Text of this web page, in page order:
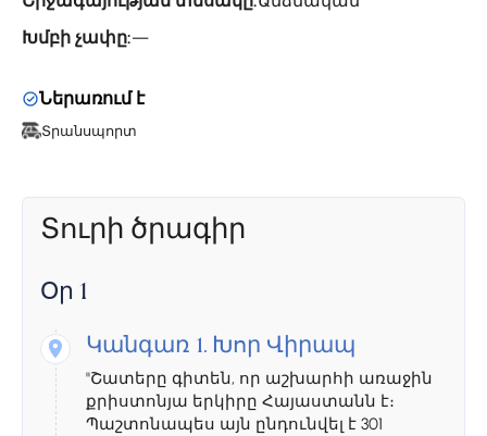
Խմբի չափը:—
Ներառում է
Տրանսպորտ
Տուրի ծրագիր
Օր 1
Կանգառ 1. Խոր Վիրապ
"Շատերը գիտեն, որ աշխարհի առաջին
քրիստոնյա երկիրը Հայաստանն է։
Պաշտոնապես այն ընդունվել է 301